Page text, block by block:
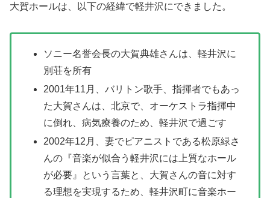
大賀ホールは、以下の経緯で軽井沢にできました。
ソニー名誉会長の大賀典雄さんは、軽井沢に
別荘を所有
2001年11月、バリトン歌手、指揮者でもあっ
た大賀さんは、北京で、オーケストラ指揮中
に倒れ、病気療養のため、軽井沢で過ごす
2002年12月、妻でピアニストである松原緑さ
んの『音楽が似合う軽井沢には上質なホール
が必要』という言葉と、大賀さんの音に対す
る理想を実現するため、軽井沢町に音楽ホー